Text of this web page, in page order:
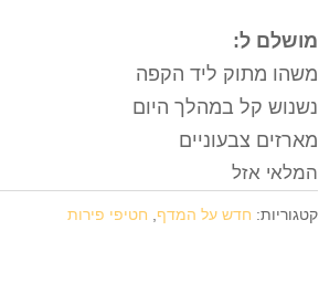
מושלם ל:
משהו מתוק ליד הקפה
נשנוש קל במהלך היום
מארזים צבעוניים
המלאי אזל
קטגוריות: חדש על המדף חטיפי פירות